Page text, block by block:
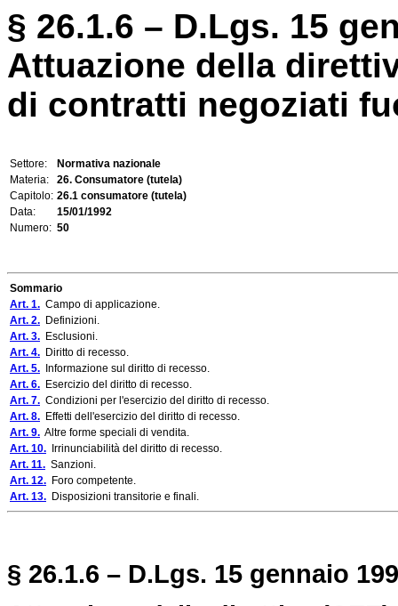
§ 26.1.6 – D.Lgs. 15
Attuazione della
di contratti negoziati
Settore:
Normativa nazionale
Materia:
26. Consumatore (tutela)
Capitolo: 26.1 consumatore (tutela)
Data:
15/01/1992
Numero: 50
Sommario
Art. 1. Campo di applicazione.
Art. 2. Definizioni.
Art. 3. Esclusioni.
Art. 4. Diritto di recesso.
Art. 5. Informazione sul diritto di recesso.
Art. 6. Esercizio del diritto di recesso.
Art. 7. Condizioni per l'esercizio del diritto di recesso.
Art. 8. Effetti dell'esercizio del diritto di recesso.
Art. 9. Altre forme speciali di vendita.
Art. 10. Irrinunciabilità del diritto di recesso.
Art. 11. Sanzioni.
Art. 12. Foro competente.
Art. 13. Disposizioni transitorie e finali.
§ 26.1.6 – D.Lgs. 15 gennaio